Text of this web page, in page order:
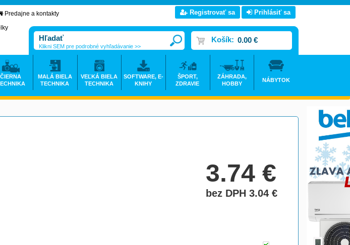
3.74€
bez DPH 3.04€
Predajne a kontakty
Registrovať sa Prihlásiť sa
Košík: 0.00 €
Klikni SEM pre podrobné vyhľadávanie >>
ČIERNA
MALÁ BIELA
TECHNIKA
VEĽKÁ BIELA
TECHNIKA
SOFTWARE, E-
KNIHY
ŠPORT,
ZDRAVIE
ZÁHRADA,
HOBBY
NÁBYTOK